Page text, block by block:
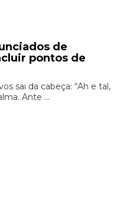
de
pontos de
sai da cabeça: “Ah e tal,
Ante ...